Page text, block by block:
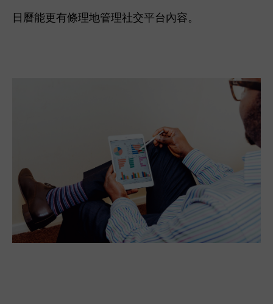
日曆能更有條理地管理社交平台內容。